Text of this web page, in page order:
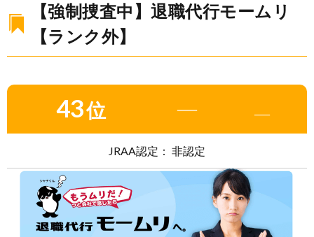
【強制捜査中】退職代行モームリ
【ランク外】
43位 ― ―
JRAA認定： 非認定